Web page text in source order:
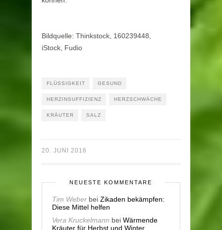
Bildquelle: Thinkstock, 160239448,
iStock, Fudio
FLÜSSIGKEIT GESUND
HERZINSUFFIZIENZ HERZSCHWÄCHE
KRÄUTER SALZ
20. JUNI 2016
NEUESTE KOMMENTARE
Tim Weber bei Zikaden bekämpfen:
Diese Mittel helfen
Vera Kruckelmann bei Wärmende
Kräuter für Herbst und Winter